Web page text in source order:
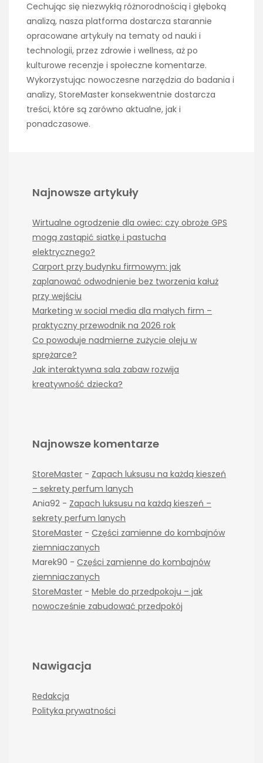
Cechując się niezwykłą różnorodnością i głęboką
analizą, nasza platforma dostarcza starannie
opracowane artykuły na tematy od nauki i
technologii, przez zdrowie i wellness, aż po
kulturowe recenzje i społeczne komentarze.
Wykorzystując nowoczesne narzędzia do badania i
analizy, StoreMaster konsekwentnie dostarcza
treści, które są zarówno aktualne, jak i
ponadczasowe.
Najnowsze artykuły
Wirtualne ogrodzenie dla owiec: czy obroże GPS
mogą zastąpić siatkę i pastucha
elektrycznego?
Carport przy budynku firmowym: jak
zaplanować odwodnienie bez tworzenia kałuż
przy wejściu
Marketing w social media dla małych firm –
praktyczny przewodnik na 2026 rok
Co powoduje nadmierne zużycie oleju w
sprężarce?
Jak interaktywna sala zabaw rozwija
kreatywność dziecka?
Najnowsze komentarze
StoreMaster - Zapach luksusu na każdą kieszeń
– sekrety perfum lanych
Ania92 - Zapach luksusu na każdą kieszeń –
sekrety perfum lanych
StoreMaster - Części zamienne do kombajnów
ziemniaczanych
Marek90 - Części zamienne do kombajnów
ziemniaczanych
StoreMaster - Meble do przedpokoju – jak
nowocześnie zabudować przedpokój
Nawigacja
Redakcja
Polityka prywatności